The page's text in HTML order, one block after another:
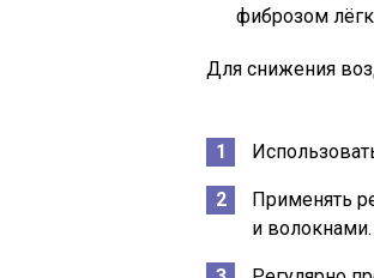
фиброзом
Для снижения
Применять
и волокнами.